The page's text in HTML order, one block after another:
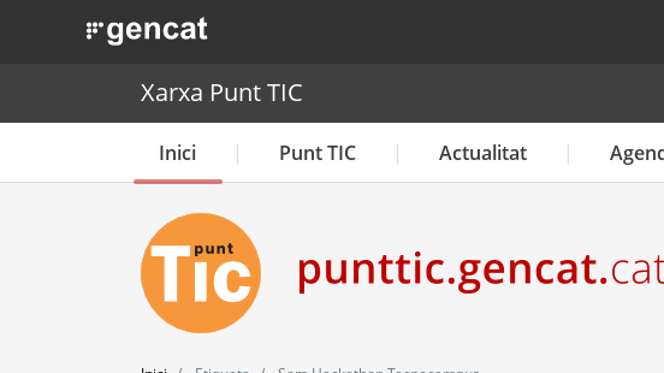
. Obre en una nova finestra.
Xarxa Punt TIC
Inici Punt TIC Actualitat